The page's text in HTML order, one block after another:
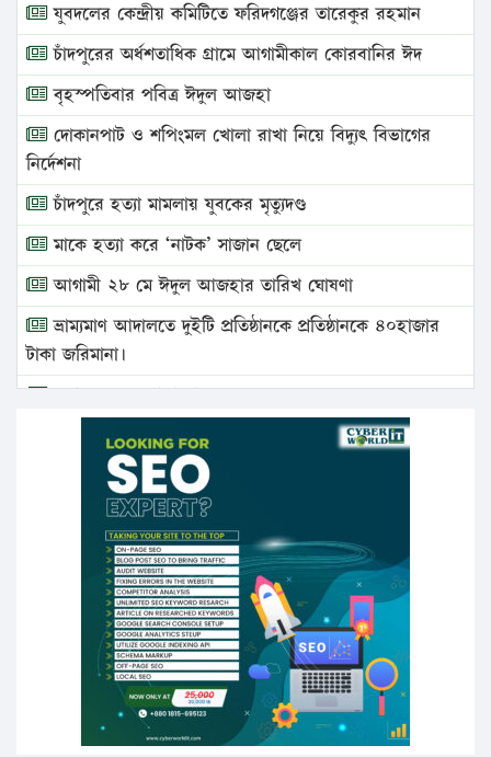
যুবদলের কেন্দ্রীয় কমিটিতে ফরিদগঞ্জের তারেকুর রহমান
চাঁদপুরের অর্ধশতাধিক গ্রামে আগামীকাল কোরবানির ঈদ
বৃহস্পতিবার পবিত্র ঈদুল আজহা
দোকানপাট ও শপিংমল খোলা রাখা নিয়ে বিদ্যুৎ বিভাগের
নির্দেশনা
চাঁদপুরে হত্যা মামলায় যুবকের মৃত্যুদণ্ড
মাকে হত্যা করে ‘নাটক’ সাজান ছেলে
আগামী ২৮ মে ঈদুল আজহার তারিখ ঘোষণা
ভ্রাম্যমাণ আদালতে দুইটি প্রতিষ্ঠানকে প্রতিষ্ঠানকে ৪০হাজার
টাকা জরিমানা।
এবার লঞ্চের ভাড়া বাড়ল
১৭ থেকে ২১ শতাংশ বিদ্যুতের দাম বাড়ানোর প্রস্তাব পিডিবির
১৬ মে চাঁদপুর ও ২৫ মে ফেনী সফরে যাবেন প্রধানমন্ত্রী
উচ্চশিক্ষায় গৌরবময় অর্জন: পূর্ণ স্কলারশিপে যুক্তরাষ্ট্রে
পিএইচডি করছেন কুয়েটের কৃতি…
সারা দেশে বজ্রাঘাতে ১৪ জনের প্রাণহানি
কঠোর হচ্ছে এসএসসি ও এইচএসসি পরীক্ষা
ফরিদগঞ্জে আগুনে পুড়লো ৬ ব্যবসা প্রতিষ্ঠান